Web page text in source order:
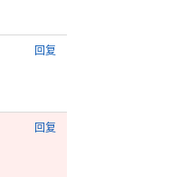
回复
回复